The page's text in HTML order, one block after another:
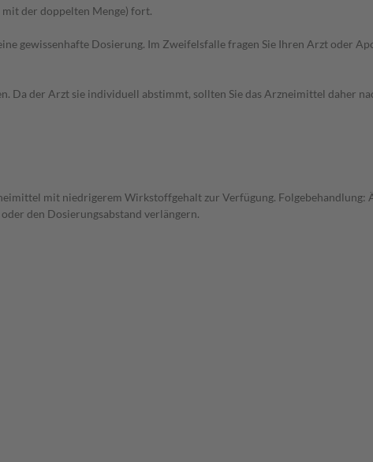
mit der doppelten Menge) fort.
gewissenhafte Dosierung. Im Zweifelsfalle fragen Sie Ihren Arzt oder
Da der Arzt sie individuell abstimmt, sollten Sie das Arzneimittel daher
mit niedrigerem Wirkstoffgehalt zur Verfügung. Folgebehandlung:
den Dosierungsabstand verlängern.